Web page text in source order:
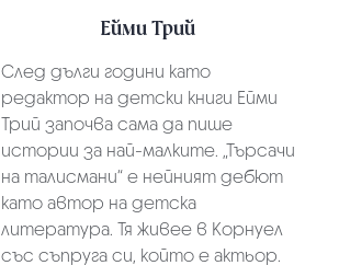
Ейми Трий
След дълги години като
редактор на детски книги Ейми
Трий започва сама да пише
истории за най-малките. „Търсачи
на талисмани“ е нейният дебют
като автор на детска
литература. Тя живее в Корнуел
със съпруга си, който е актьор.